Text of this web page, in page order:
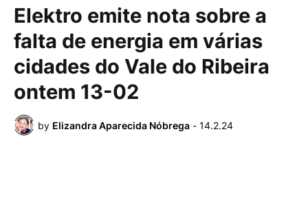
Elektro emite nota sobre a
falta de energia em várias
cidades do Vale do Ribeira
ontem 13-02
by Elizandra Aparecida Nóbrega - 14.2.24